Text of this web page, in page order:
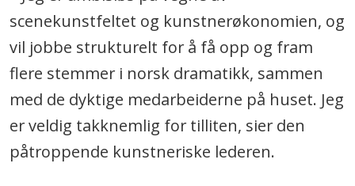
scenekunstfeltet og kunstnerøkonomien, og
vil jobbe strukturelt for å få opp og fram
flere stemmer i norsk dramatikk, sammen
med de dyktige medarbeiderne på huset. Jeg
er veldig takknemlig for tilliten, sier den
påtroppende kunstneriske lederen.